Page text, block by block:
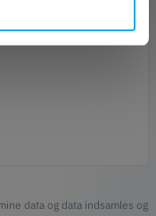
data og data indsamles og